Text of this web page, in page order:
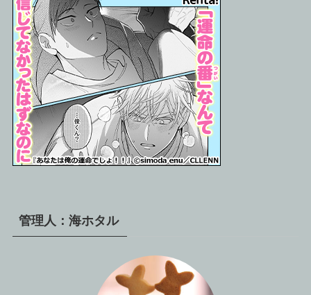
管理人：海ホタル